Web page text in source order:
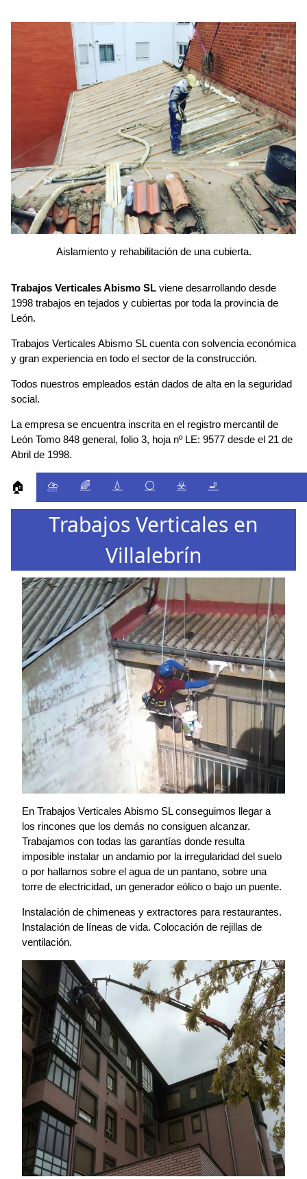
Aislamiento y rehabilitación de una cubierta.
Trabajos Verticales Abismo SL viene desarrollando desde
1998 trabajos en tejados y cubiertas por toda la provincia de
León.
Trabajos Verticales Abismo SL cuenta con solvencia económica
y gran experiencia en todo el sector de la construcción.
Todos nuestros empleados están dados de alta en la seguridad
social.
La empresa se encuentra inscrita en el registro mercantil de
León Tomo 848 general, folio 3, hoja nº LE: 9577 desde el 21 de
Abril de 1998.
🏠 ⛈️ 🌈 💧 ⚪ ☣️ 🚬
Trabajos Verticales en
Villalebrín
En Trabajos Verticales Abismo SL conseguimos llegar a
los rincones que los demás no consiguen alcanzar.
Trabajamos con todas las garantías donde resulta
imposible instalar un andamio por la irregularidad del suelo
o por hallarnos sobre el agua de un pantano, sobre una
torre de electricidad, un generador eólico o bajo un puente.
Instalación de chimeneas y extractores para restaurantes.
Instalación de líneas de vida. Colocación de rejillas de
ventilación.